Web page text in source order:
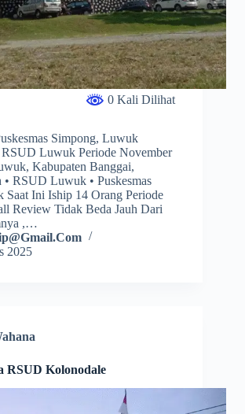
0 Kali Dilihat
Simpong, Luwuk
Luwuk Periode November
Kabupaten Banggai,
• RSUD Luwuk • Puskesmas
Saat Ini Iship 14 Orang Periode
Review Tidak Beda Jauh Dari
,…
2025
RSUD Kolonodale